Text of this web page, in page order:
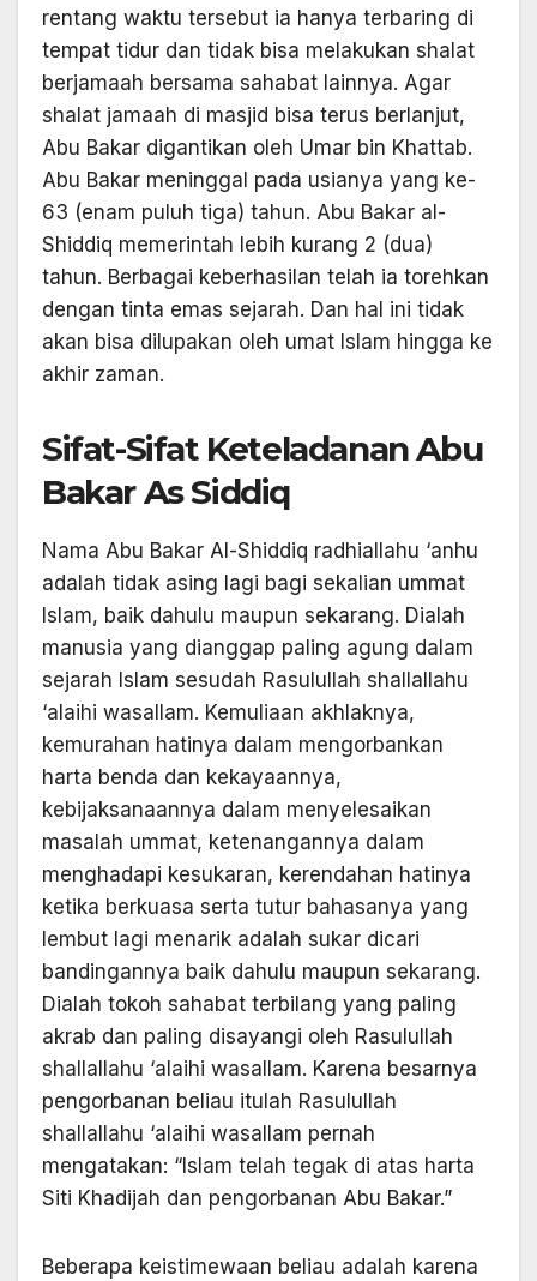
rentang waktu tersebut ia hanya terbaring di
tempat tidur dan tidak bisa melakukan shalat
berjamaah bersama sahabat lainnya. Agar
shalat jamaah di masjid bisa terus berlanjut,
Abu Bakar digantikan oleh Umar bin Khattab.
Abu Bakar meninggal pada usianya yang ke-
63 (enam puluh tiga) tahun. Abu Bakar al-
Shiddiq memerintah lebih kurang 2 (dua)
tahun. Berbagai keberhasilan telah ia torehkan
dengan tinta emas sejarah. Dan hal ini tidak
akan bisa dilupakan oleh umat Islam hingga ke
akhir zaman.
Sifat-Sifat Keteladanan Abu
Bakar As Siddiq
Nama Abu Bakar Al-Shiddiq radhiallahu ‘anhu
adalah tidak asing lagi bagi sekalian ummat
Islam, baik dahulu maupun sekarang. Dialah
manusia yang dianggap paling agung dalam
sejarah Islam sesudah Rasulullah shallallahu
‘alaihi wasallam. Kemuliaan akhlaknya,
kemurahan hatinya dalam mengorbankan
harta benda dan kekayaannya,
kebijaksanaannya dalam menyelesaikan
masalah ummat, ketenangannya dalam
menghadapi kesukaran, kerendahan hatinya
ketika berkuasa serta tutur bahasanya yang
lembut lagi menarik adalah sukar dicari
bandingannya baik dahulu maupun sekarang.
Dialah tokoh sahabat terbilang yang paling
akrab dan paling disayangi oleh Rasulullah
shallallahu ‘alaihi wasallam. Karena besarnya
pengorbanan beliau itulah Rasulullah
shallallahu ‘alaihi wasallam pernah
mengatakan: “Islam telah tegak di atas harta
Siti Khadijah dan pengorbanan Abu Bakar.”
Beberapa keistimewaan beliau adalah karena